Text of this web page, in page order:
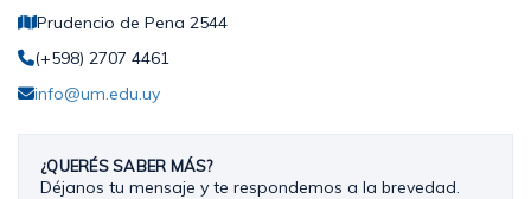
Prudencio de Pena 2544
(+598) 2707 4461
info@um.edu.uy
¿QUERÉS SABER MÁS?
Déjanos tu mensaje y te respondemos a la brevedad.